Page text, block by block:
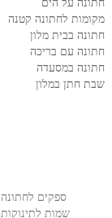
חתונה על הים
מקומות לחתונה קטנה
חתונה בבית מלון
חתונה עם בריכה
חתונה במסעדה
שבת חתן במלון
ספקים לחתונה
שמות לתינוקות